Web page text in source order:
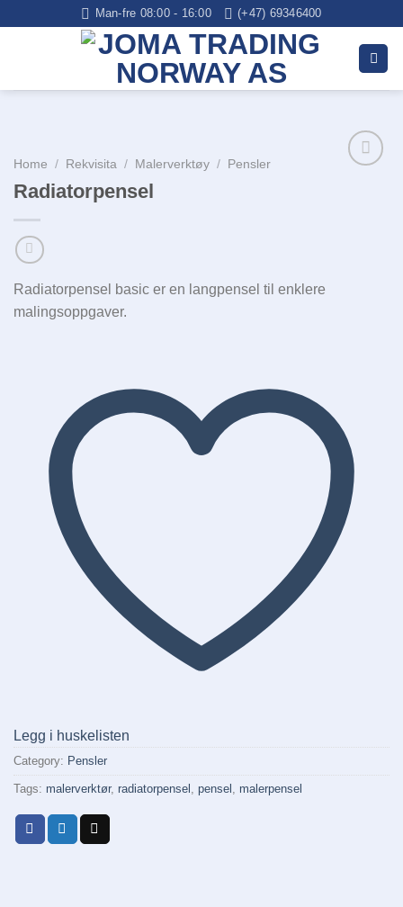
Man-fre 08:00 - 16:00 (+47) 69346400
Home / Rekvisita / Malerverktøy / Pensler
Radiatorpensel
Radiatorpensel basic er en langpensel til enklere
malingsoppgaver.
Legg i huskelisten
Category: Pensler
Tags: malerverktør, radiatorpensel , pensel , malerpensel